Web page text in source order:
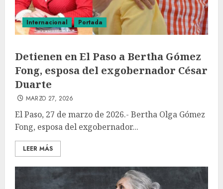
Internacional Portada
Detienen en El Paso a Bertha Gómez
Fong, esposa del exgobernador César
Duarte
MARZO 27, 2026
El Paso, 27 de marzo de 2026.- Bertha Olga Gómez
Fong, esposa del exgobernador...
LEER MÁS